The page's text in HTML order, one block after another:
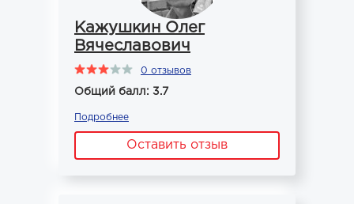
Кажушкин Олег
Вячеславович
0 отзывов
Общий балл: 3.7
Подробнее
Оставить отзыв